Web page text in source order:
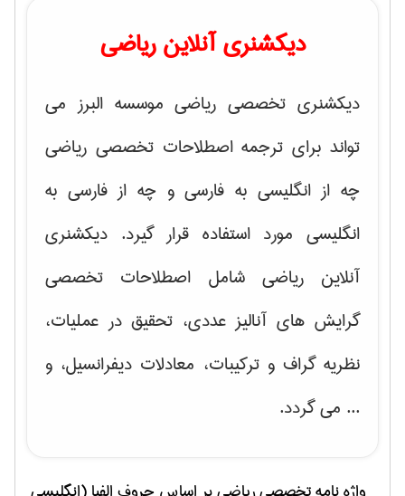
دیکشنری آنلاین ریاضی
دیکشنری تخصصی ریاضی موسسه البرز می
تواند برای ترجمه اصطلاحات تخصصی ریاضی
چه از انگلیسی به فارسی و چه از فارسی به
انگلیسی مورد استفاده قرار گیرد. دیکشنری
آنلاین ریاضی شامل اصطلاحات تخصصی
گرایش های آنالیز عددی، تحقیق در عملیات،
نظریه گراف و تركیبات، معادلات دیفرانسیل، و
... می گردد.